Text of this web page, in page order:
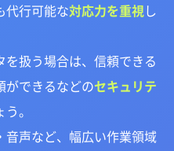
代行可能な対応力を重視し
扱う場合は、信頼できる
ができるなどのセキュリテ
。
音声など、幅広い作業領域